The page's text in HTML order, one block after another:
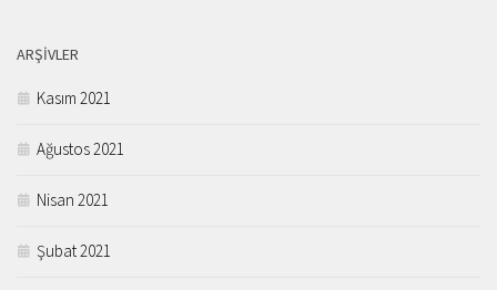
ARŞIVLER
Kasım 2021
Ağustos 2021
Nisan 2021
Şubat 2021